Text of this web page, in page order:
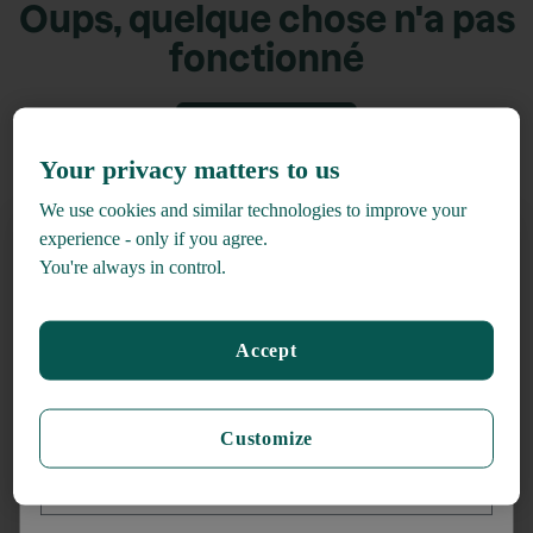
Oups, quelque chose n'a pas
fonctionné
Your privacy matters to us
We use cookies and similar technologies to improve your
experience - only if you agree.
You're always in control.
Customize
Accept
15% de rabais*
_______
Prénom